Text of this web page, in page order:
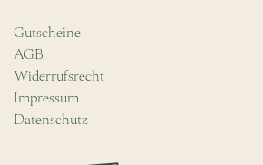
Gutscheine
AGB
Widerrufsrecht
Impressum
Datenschutz